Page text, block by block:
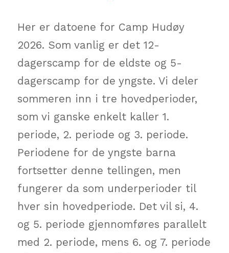
Her er datoene for Camp Hudøy
2026. Som vanlig er det 12-
dagerscamp for de eldste og 5-
dagerscamp for de yngste. Vi deler
sommeren inn i tre hovedperioder,
som vi ganske enkelt kaller 1.
periode, 2. periode og 3. periode.
Periodene for de yngste barna
fortsetter denne tellingen, men
fungerer da som underperioder til
hver sin hovedperiode. Det vil si, 4.
og 5. periode gjennomføres parallelt
med 2. periode, mens 6. og 7. periode